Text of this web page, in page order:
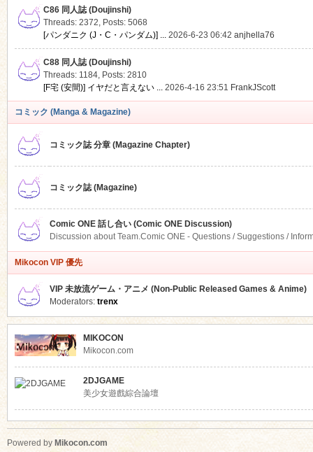
C86 同人誌 (Doujinshi)
Threads: 2372, Posts: 5068
[パンダニク (J・C・パンダム)] ... 2026-6-23 06:42 anjhella76
C88 同人誌 (Doujinshi)
Threads: 1184, Posts: 2810
[F宅 (安間)] イヤだと言えない ... 2026-4-16 23:51 FrankJScott
コミック (Manga & Magazine)
コミック誌 分章 (Magazine Chapter)
コミック誌 (Magazine)
Comic ONE 話し合い (Comic ONE Discussion)
Discussion about Team.Comic ONE - Questions / Suggestions /
Mikocon VIP 優先
VIP 未放流ゲーム・アニメ (Non-Public Released Games & Anime)
Moderators: trenx
MIKOCON
Mikocon.com
2DJGAME
美少女遊戲綜合論壇
Powered by Mikocon.com